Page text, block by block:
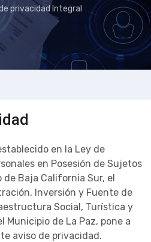
privacidad Integral
en la Ley de
en Posesión de Sujetos
de Baja California Sur, el
Inversión y Fuente de
Social, Turística y
Municipio de La Paz, pone a
aviso de privacidad.